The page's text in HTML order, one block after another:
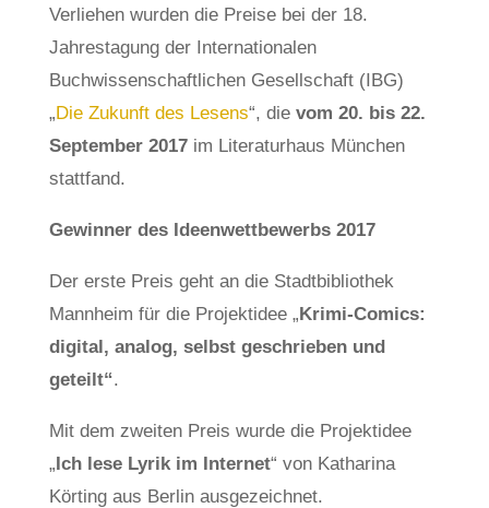
Verliehen wurden die Preise bei der 18.
Jahrestagung der Internationalen
Buchwissenschaftlichen Gesellschaft (IBG)
„Die Zukunft des Lesens“, die vom 20. bis 22.
September 2017im Literaturhaus München
stattfand.
Gewinner des Ideenwettbewerbs 2017
Der erste Preis geht an die Stadtbibliothek
Mannheim für die Projektidee „Krimi-Comics:
digital, analog, selbst geschrieben und
geteilt“.
Mit dem zweiten Preis wurde die Projektidee
„Ich lese Lyrik im Internet“ von Katharina
Körting aus Berlin ausgezeichnet.